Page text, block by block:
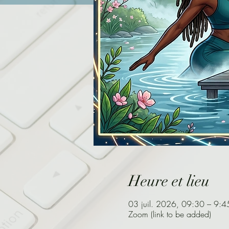
Heure et lieu
03 juil. 2026, 09:30 –
Zoom (link to be added)